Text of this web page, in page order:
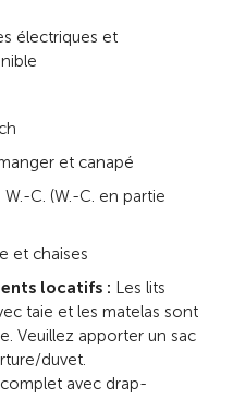
électriques et
et canapé
C. (W.-C. en partie
et chaises
locatifs : Les lits
taie et les matelas sont
Veuillez apporter un sac
duvet.
avec drap-